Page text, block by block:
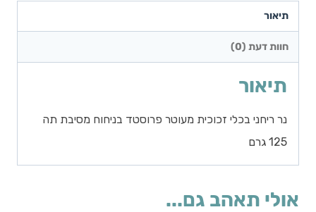
תיאור
חוות דעת (0)
תיאור
נר ריחני בכלי זכוכית מעוטר פרוסטד בניחוח מסיבת תה
125 גרם
אולי תאהב גם...